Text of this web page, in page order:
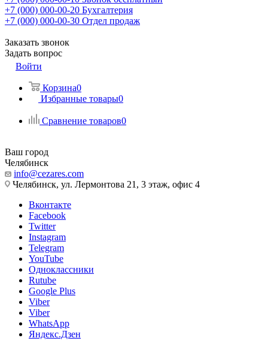
+7 (000) 000-00-20 Бухгалтерия
+7 (000) 000-00-30 Отдел продаж
Заказать звонок
Задать вопрос
Войти
Корзина0
Избранные товары0
Сравнение товаров0
Ваш город
Челябинск
info@cezares.com
Челябинск, ул. Лермонтова 21, 3 этаж, офис 4
Вконтакте
Facebook
Twitter
Instagram
Telegram
YouTube
Одноклассники
Rutube
Google Plus
Viber
Viber
WhatsApp
Яндекс.Дзен